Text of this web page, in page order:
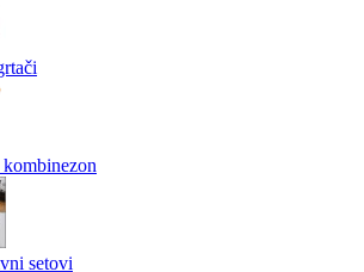
setovi